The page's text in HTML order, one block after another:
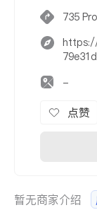
735
-
点赞
暂无商家介绍